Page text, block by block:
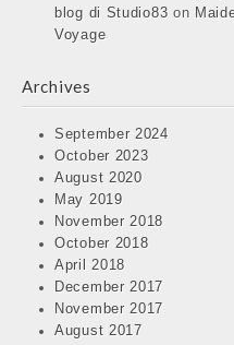
blog di Studio83 on
Voyage
Archives
September 2024
October 2023
August 2020
May 2019
November 2018
October 2018
April 2018
December 2017
November 2017
August 2017